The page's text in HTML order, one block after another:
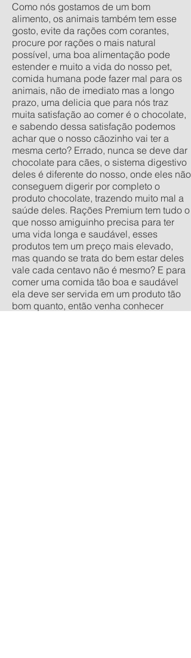
Como nós gostamos de um bom
alimento, os animais também tem esse
gosto, evite da rações com corantes,
procure por rações o mais natural
possível, uma boa alimentação pode
estender e muito a vida do nosso pet,
comida humana pode fazer mal para os
animais, não de imediato mas a longo
prazo, uma delicia que para nós traz
muita satisfação ao comer é o chocolate,
e sabendo dessa satisfação podemos
achar que o nosso cãozinho vai ter a
mesma certo? Errado, nunca se deve dar
chocolate para cães, o sistema digestivo
deles é diferente do nosso, onde eles não
conseguem digerir por completo o
produto chocolate, trazendo muito mal a
saúde deles. Rações Premium tem tudo o
que nosso amiguinho precisa para ter
uma vida longa e saudável, esses
produtos tem um preço mais elevado,
mas quando se trata do bem estar deles
vale cada centavo não é mesmo? E para
comer uma comida tão boa e saudável
ela deve ser servida em um produto tão
bom quanto, então venha conhecer